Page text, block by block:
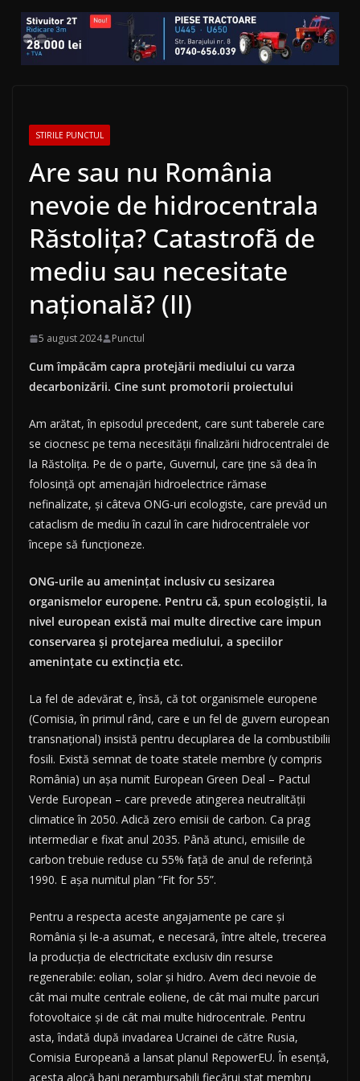
STIRILE PUNCTUL
Are sau nu România
nevoie de hidrocentrala
Răstolița? Catastrofă de
mediu sau necesitate
națională? (II)
5 august 2024 Punctul
Cum împăcăm capra protejării mediului cu varza
decarbonizării. Cine sunt promotorii proiectului
Am arătat, în episodul precedent, care sunt taberele care
se ciocnesc pe tema necesității finalizării hidrocentralei de
la Răstolița. Pe de o parte, Guvernul, care ține să dea în
folosință opt amenajări hidroelectrice rămase
nefinalizate, și câteva ONG-uri ecologiste, care prevăd un
cataclism de mediu în cazul în care hidrocentralele vor
începe să funcționeze.
ONG-urile au amenințat inclusiv cu sesizarea
organismelor europene. Pentru că, spun ecologiștii, la
nivel european există mai multe directive care impun
conservarea și protejarea mediului, a speciilor
amenințate cu extincția etc.
La fel de adevărat e, însă, că tot organismele europene
(Comisia, în primul rând, care e un fel de guvern european
transnațional) insistă pentru decuplarea de la combustibilii
fosili. Există semnat de toate statele membre (y compris
România) un așa numit European Green Deal – Pactul
Verde European – care prevede atingerea neutralității
climatice în 2050. Adică zero emisii de carbon. Ca prag
intermediar e fixat anul 2035. Până atunci, emisiile de
carbon trebuie reduse cu 55% față de anul de referință
1990. E așa numitul plan ”Fit for 55”.
Pentru a respecta aceste angajamente pe care și
România și le-a asumat, e necesară, între altele, trecerea
la producția de electricitate exclusiv din resurse
regenerabile: eolian, solar și hidro. Avem deci nevoie de
cât mai multe centrale eoliene, de cât mai multe parcuri
fotovoltaice și de cât mai multe hidrocentrale. Pentru
asta, îndată după invadarea Ucrainei de către Rusia,
Comisia Europeană a lansat planul RepowerEU. În esență,
acesta alocă bani nerambursabili fiecărui stat membru